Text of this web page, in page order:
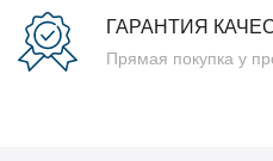
ГАРАНТИЯ
Прямая покупка у